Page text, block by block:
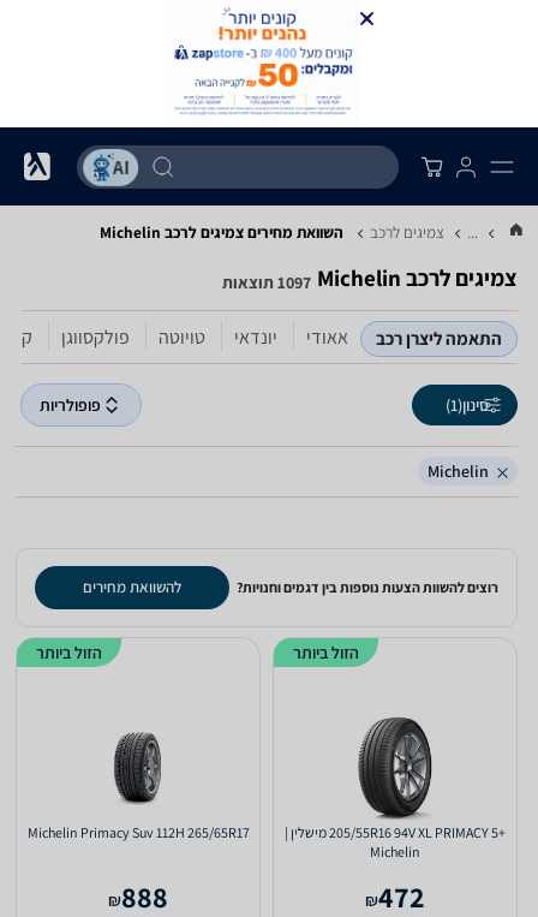
... צמיגים לרכב השוואת מחירים צמיגים לרכב ‏Michelin
צמיגים לרכב ‏Michelin 1097 תוצאות
התאמה ליצרן רכב אאודי יונדאי טויוטה פולקסווגן קיה
סינון(1) פופולריות
Michelin
רוצים להשוות הצעות נוספות בין דגמים וחנויות? להשוואת מחירים
+205/55R16 94V XL PRIMACY 5 מישלין |
Michelin
472
₪
הזול ביותר
Michelin Primacy Suv 112H 265/65R17
888
₪
הזול ביותר